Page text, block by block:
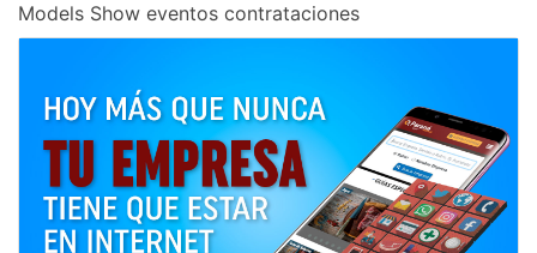
Models Show eventos contrataciones